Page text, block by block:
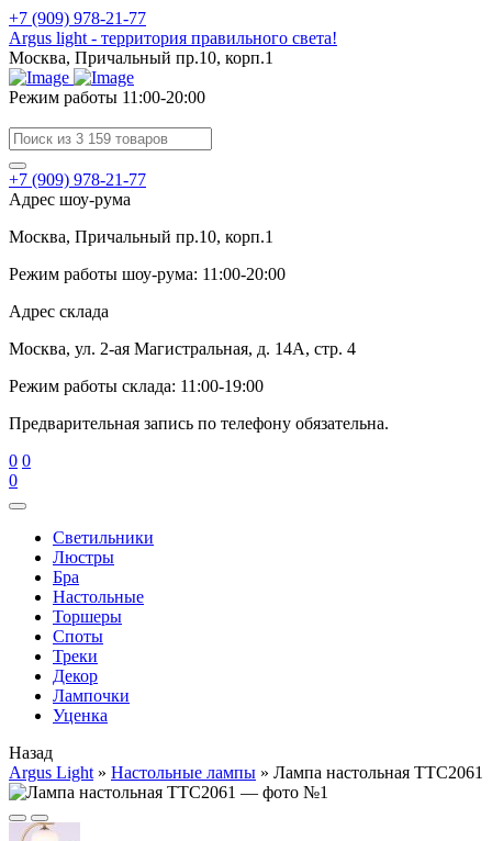
+7 (909) 978-21-77
Argus light - территория правильного света!
Москва, Причальный пр.10, корп.1
Режим работы 11:00-20:00
+7 (909) 978-21-77
Адрес шоу-рума
Москва, Причальный пр.10, корп.1
Режим работы шоу-рума: 11:00-20:00
Адрес склада
Москва, ул. 2-ая Магистральная, д. 14А, стр. 4
Режим работы склада: 11:00-19:00
Предварительная запись по телефону обязательна.
0 0
0
Cветильники
Люстры
Бра
Настольные
Торшеры
Споты
Треки
Декор
Лампочки
Уценка
Назад
Argus Light » Настольные лампы » Лампа настольная TTC2061